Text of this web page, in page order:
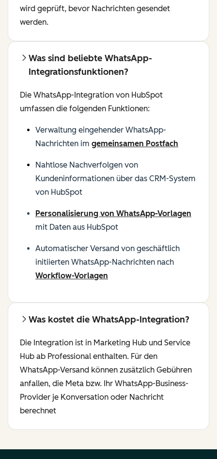
wird geprüft, bevor Nachrichten gesendet
werden.
Was sind beliebte WhatsApp-
Integrationsfunktionen?
Die WhatsApp-Integration von HubSpot
umfassen die folgenden Funktionen:
Verwaltung eingehender WhatsApp-
Nachrichten im gemeinsamen Postfach
Nahtlose Nachverfolgen von
Kundeninformationen über das CRM-System
von HubSpot
Personalisierung von WhatsApp-Vorlagen
mit Daten aus HubSpot
Automatischer Versand von geschäftlich
initiierten WhatsApp-Nachrichten nach
Workflow-Vorlagen
Was kostet die WhatsApp-Integration?
Die Integration ist in Marketing Hub und Service
Hub ab Professional enthalten. Für den
WhatsApp-Versand können zusätzlich Gebühren
anfallen, die Meta bzw. Ihr WhatsApp-Business-
Provider je Konversation oder Nachricht
berechnet